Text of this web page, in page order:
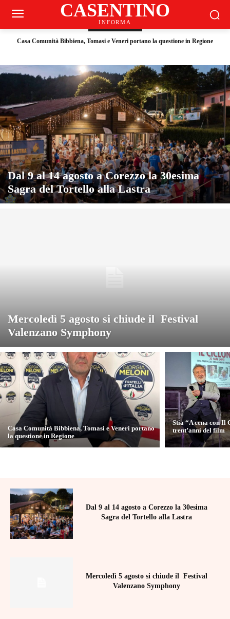
CASENTINO
INFORMA
DI TENDENZA
Casa Comunità Bibbiena, Tomasi e Veneri portano la questione in Regione
Stia “A cena con Il Ciclone”, gremita per i trent’anni del film
Dal 9 al 14 agosto a Corezzo la 30esima
Sagra del Tortello alla Lastra
Mercoledì 5 agosto si chiude il Festival
Valenzano Symphony
Casa Comunità Bibbiena, Tomasi e Veneri portano
la questione in Regione
Stia “A cena con Il
trent’anni del film
Dal 9 al 14 agosto a Corezzo la 30esima
Sagra del Tortello alla Lastra
Mercoledì 5 agosto si chiude il Festival
Valenzano Symphony